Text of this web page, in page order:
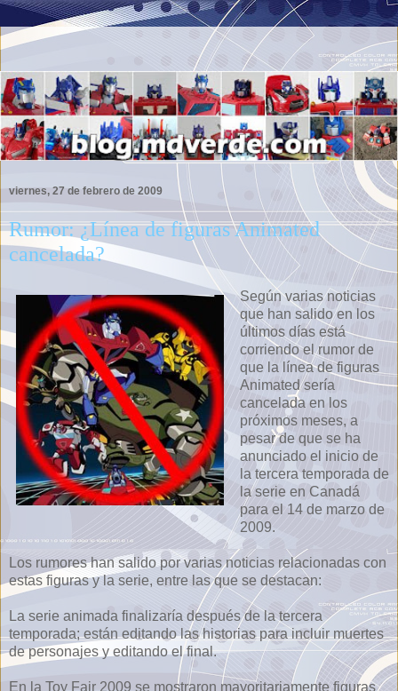
viernes, 27 de febrero de 2009
Rumor: ¿Línea de figuras Animated
cancelada?
Según varias noticias
que han salido en los
últimos días está
corriendo el rumor de
que la línea de figuras
Animated sería
cancelada en los
próximos meses, a
pesar de que se ha
anunciado el inicio de
la tercera temporada de
la serie en Canadá
para el 14 de marzo de
2009.
Los rumores han salido por varias noticias relacionadas con
estas figuras y la serie, entre las que se destacan:
La serie animada finalizaría después de la tercera
temporada; están editando las historias para incluir muertes
de personajes y editando el final.
En la Toy Fair 2009 se mostraron mayoritariamente figuras